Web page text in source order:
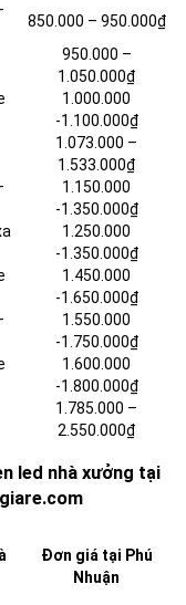
850.000 – 950.000₫
950.000 –
1.050.000₫
1.000.000
-1.100.000₫
1.073.000 –
1.533.000₫
1.150.000
-1.350.000₫
1.250.000
-1.350.000₫
1.450.000
-1.650.000₫
1.550.000
-1.750.000₫
1.600.000
-1.800.000₫
1.785.000 –
2.550.000₫
led nhà xưởng tại
Đơn giá tại Phú
Nhuận